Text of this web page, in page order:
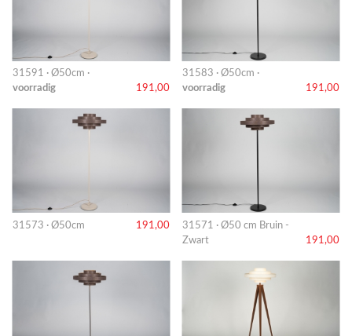
31591 · Ø50cm ·
voorradig
191,00
31583 · Ø50cm ·
voorradig
191,00
31573 · Ø50cm 191,00
31571 · Ø50 cm Bruin -
Zwart
191,00